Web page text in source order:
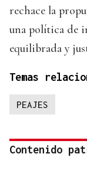
rechace la
una política de
equilibrada y
Temas
PEAJES
Contenido